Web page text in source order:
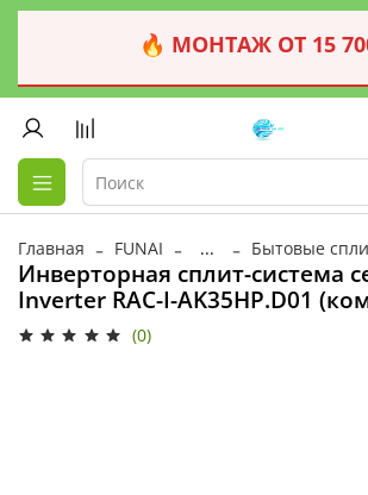
🔥 МОНТАЖ ОТ 15
Главная FUNAI ... Бытовые
Инверторная сплит-система
Inverter RAC-I-AK35HP.D01
(0)